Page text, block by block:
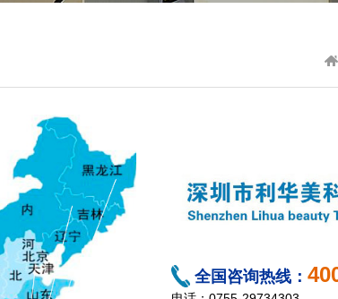
全国咨询热线：